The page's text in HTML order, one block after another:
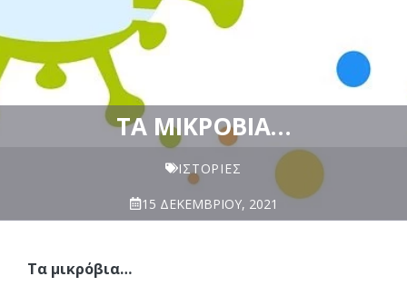
ΤΑ ΜΙΚΡΌΒΙΑ…
ΙΣΤΟΡΊΕΣ
15 ΔΕΚΕΜΒΡΊΟΥ, 2021
Τα μικρόβια…